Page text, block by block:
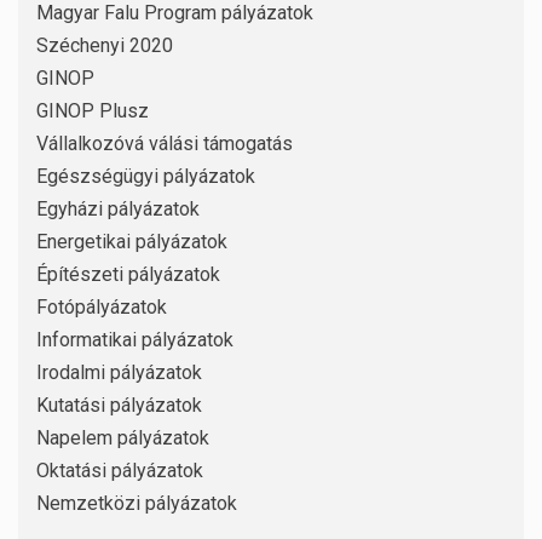
Magyar Falu Program pályázatok
Széchenyi 2020
GINOP
GINOP Plusz
Vállalkozóvá válási támogatás
Egészségügyi pályázatok
Egyházi pályázatok
Energetikai pályázatok
Építészeti pályázatok
Fotópályázatok
Informatikai pályázatok
Irodalmi pályázatok
Kutatási pályázatok
Napelem pályázatok
Oktatási pályázatok
Nemzetközi pályázatok